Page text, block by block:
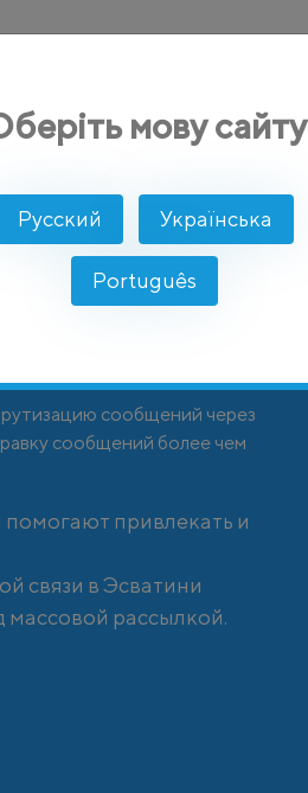
сообщений через
сообщений более чем
привлекать и
связи в Эсватини
массовой рассылкой.
мову сайту
Русский Українська
Português